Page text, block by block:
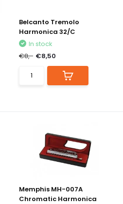
Belcanto Tremolo
Harmonica 32/C
In stock
€8,- €8,50
Memphis MH-007A
Chromatic Harmonica